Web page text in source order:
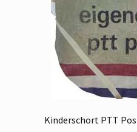
Kinderschort PTT